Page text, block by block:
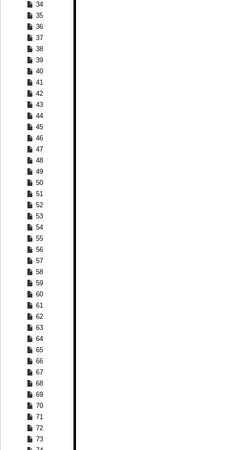
34
35
36
37
38
39
40
41
42
43
44
45
46
47
48
49
50
51
52
53
54
55
56
57
58
59
60
61
62
63
64
65
66
67
68
69
70
71
72
73